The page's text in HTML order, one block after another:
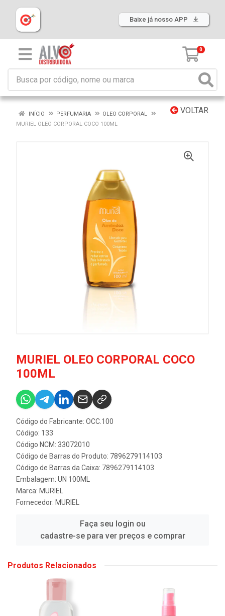
Baixe já nosso APP
0
VOLTAR
INÍCIO PERFUMARIA
OLEO CORPORAL
MURIEL OLEO CORPORAL COCO 100ML
MURIEL OLEO CORPORAL COCO
100ML
Código do Fabricante: OCC.100
Código: 133
Código NCM: 33072010
Código de Barras do Produto: 7896279114103
Código de Barras da Caixa: 7896279114103
Embalagem: UN 100ML
Marca: MURIEL
Fornecedor: MURIEL
Faça seu login ou
cadastre-se para ver preços e comprar
Produtos Relacionados